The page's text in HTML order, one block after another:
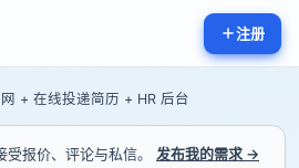
注册
+ 在线投递简历 + HR 后台
报价、评论与私信。 发布我的需求 →